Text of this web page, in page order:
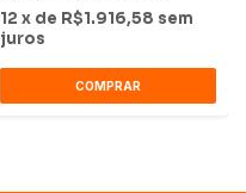
12 x de R$1.916,58 sem
juros
COMPRAR